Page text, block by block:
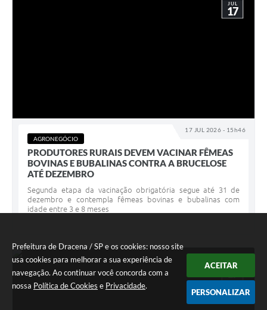
Prefeitura de Dracena / SP e os cookies: nosso site
usa cookies para melhorar a sua experiência de
navegação. Ao continuar você concorda com a
nossa Política de Cookies e Privacidade.
ACEITAR
PERSONALIZAR
17 JUL 2026 - 15h46
JUL
17
AGRONEGÓCIO
PRODUTORES RURAIS DEVEM VACINAR FÊMEAS
BOVINAS E BUBALINAS CONTRA A BRUCELOSE
ATÉ DEZEMBRO
Segunda etapa da vacinação obrigatória segue até 31 de
dezembro e contempla fêmeas bovinas e bubalinas com
idade entre 3 e 8 meses
JUL